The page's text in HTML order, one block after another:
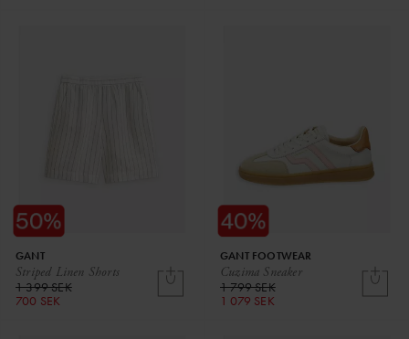
Striped Linen Shorts
GANT
1 399 SEK
700 SEK
Cuzima Sneaker
GANT FOOTWEAR
1 799 SEK
1 079 SEK